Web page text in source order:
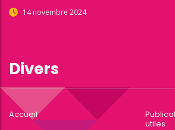
14 novembre 2024
Divers
Accueil
utiles